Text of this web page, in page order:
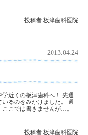
投稿者 板津歯科医院
2013.04.24
近くの板津歯科へ！ 先週
るのをみかけました。 選
こでは書きませんが…。
投稿者 板津歯科医院